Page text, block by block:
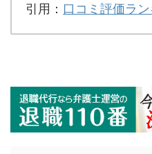
引用： 口コミ評価ラ